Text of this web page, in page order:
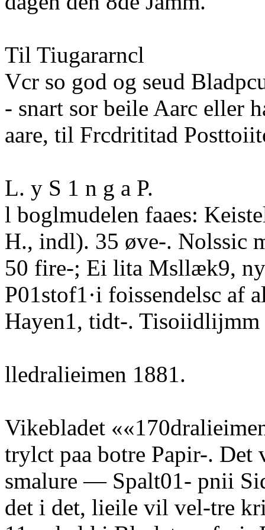
Til Tiugararncl
Vcr so god og seud
- snart sor beile Aarc eller
aare, til Frcdrititad
L. y S 1 n g a P.
l boglmudelen faaes:
H., indl). 35 øve-. Nolssic
50 fire-; Ei lita Msllæk9,
P01stof1·i foissendelsc af
Hayen1, tidt-. Tisoiidlijmm
lledralieimen 1881.
Vikebladet
trylct paa botre Papir-.
smalure — Spalt01- pnii
det i det, lieile vil vel-tre